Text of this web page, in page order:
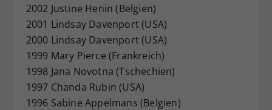
2002 Justine Henin (Belgien)
2001 Lindsay Davenport (USA)
2000 Lindsay Davenport (USA)
1999 Mary Pierce (Frankreich)
1998 Jana Novotna (Tschechien)
1997 Chanda Rubin (USA)
1996 Sabine Appelmans (Belgien)